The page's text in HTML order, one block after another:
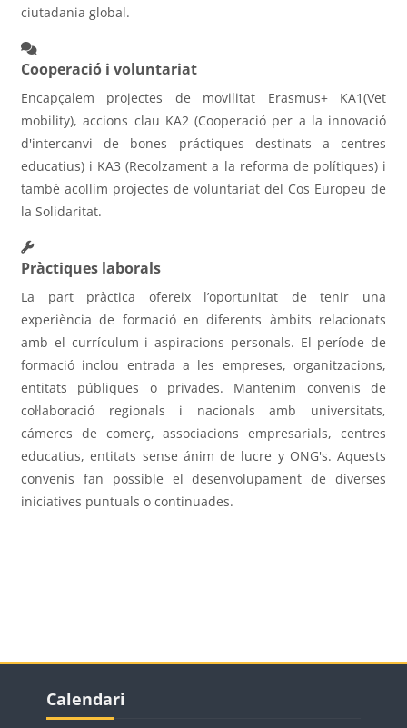
ciutadania global.
Cooperació i voluntariat
Encapçalem projectes de movilitat Erasmus+ KA1(Vet
mobility), accions clau KA2 (Cooperació per a la innovació
d'intercanvi de bones práctiques destinats a centres
educatius) i KA3 (Recolzament a la reforma de polítiques) i
també acollim projectes de voluntariat del Cos Europeu de
la Solidaritat.
Pràctiques laborals
La part pràctica ofereix l’oportunitat de tenir una
experiència de formació en diferents àmbits relacionats
amb el currículum i aspiracions personals. El període de
formació inclou entrada a les empreses, organitzacions,
entitats públiques o privades. Mantenim convenis de
col·laboració regionals i nacionals amb universitats,
cámeres de comerç, associacions empresarials, centres
educatius, entitats sense ánim de lucre y ONG's. Aquests
convenis fan possible el desenvolupament de diverses
iniciatives puntuals o continuades.
Blocs
Calendari